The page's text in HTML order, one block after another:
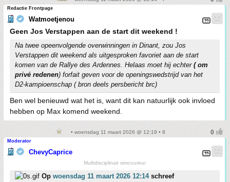
Redactie Frontpage
Watmoetjenou
Geen Jos Verstappen aan de start dit weekend !
Na twee opeenvolgende overwinningen in Dinant, zou Jos
Verstappen dit weekend als uitgesproken favoriet aan de start
komen van de Rallye des Ardennes. Helaas moet hij echter ( om
privé redenen) forfait geven voor de openingswedstrijd van het
D2-kampioenschap ( bron deels persbericht brc)
Ben wel benieuwd wat het is, want dit kan natuurlijk ook invloed
hebben op Max komend weekend.
• woensdag 11 maart 2026 @ 12:19 • 8
Moderator
ChevyCaprice
Multidisciplinair simcoureur
Op woensdag 11 maart 2026 12:14schreef